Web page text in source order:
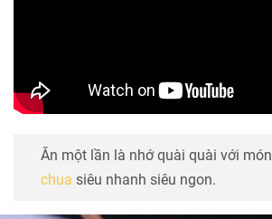
Ăn một lần là nhớ quài quài với món
chua siêu nhanh siêu ngon.